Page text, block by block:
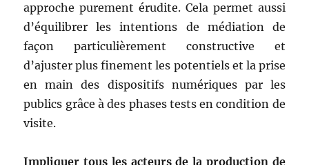
approche purement érudite. Cela permet aussi
d’équilibrer les intentions de médiation de
façon particulièrement constructive et
d’ajuster plus finement les potentiels et la prise
en main des dispositifs numériques par les
publics grâce à des phases tests en condition de
visite.
Impliquer tous les acteurs de la production de